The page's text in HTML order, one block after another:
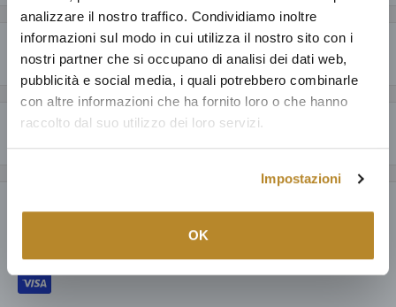
analizzare il nostro traffico. Condividiamo inoltre
informazioni sul modo in cui utilizza il nostro sito con i
nostri partner che si occupano di analisi dei dati web,
pubblicità e social media, i quali potrebbero combinarle
con altre informazioni che ha fornito loro o che hanno
raccolto dal suo utilizzo dei loro servizi.
Impostazioni
OK
Descrizione
CARATTERISTICHE GENERALI
Con meticolosi ciondoli e simboli cinesi infusi in tutto il design, la carta
da parati The Garden Of Immortality ha sia carattere che fascino
affascinante di lunga durata. Ispirati alle antiche favole orientali, fiori e
tempo. Realizzato su uno sfondo giallo senape, l'intero design è una
vera dichiarazione di regalità e onore, saggezza e verità eterne.
SPECIFICHE TECNICHE
Perché acquistare da Mobilmarket
Articoli dal design esclusivo ad un prezzo accessibile: anche fino al
Prodotti italiani al 100%, oltre ad una selezione della migliore
produzione mondiale; tutto con la garanzia di 15 anni.
Puoi fidarti: dedichiamo ad ogni nostro cliente la cura e il servizio
dell'unica catena di Lusso Democratico Italiano.
167.000 clienti dal 1960 hanno arredato le loro case con noi.
Payment & Security